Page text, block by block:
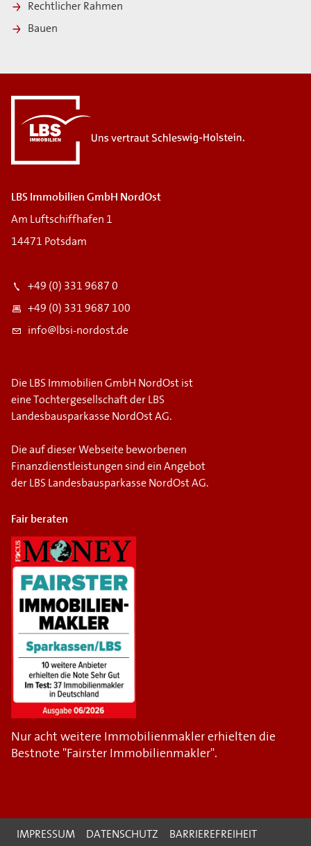
Rechtlicher Rahmen
Bauen
LBS Immobilien GmbH NordOst
Am Luftschiffhafen 1
14471 Potsdam
+49 (0) 331 9687 0
+49 (0) 331 9687 100
info@lbsi-nordost.de
Die LBS Immobilien GmbH NordOst ist
eine Tochtergesellschaft der LBS
Landesbausparkasse NordOst AG.
Die auf dieser Webseite beworbenen
Finanzdienstleistungen sind ein Angebot
der LBS Landesbausparkasse NordOst AG.
Fair beraten
Nur acht weitere Immobilienmakler erhielten die
Bestnote "Fairster Immobilienmakler".
IMPRESSUM DATENSCHUTZ BARRIEREFREIHEIT